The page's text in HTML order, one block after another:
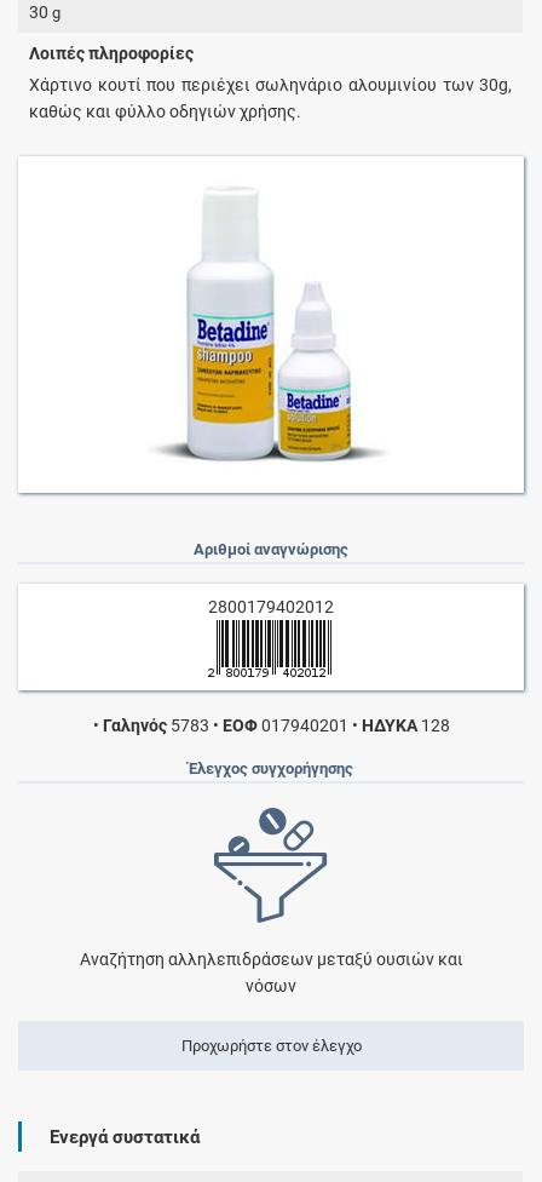
30g
Λοιπές πληροφορίες
Χάρτινο κουτί που περιέχει σωληνάριο αλουμινίου των 30g,
καθώς και φύλλο οδηγιών χρήσης.
Αριθμοί αναγνώρισης
2800179402012
• Γαληνός5783 • ΕΟΦ017940201 • ΗΔΥΚΑ128
Έλεγχος συγχορήγησης
Αναζήτηση αλληλεπιδράσεων μεταξύ ουσιών και
νόσων
Προχωρήστε στον έλεγχο
Ενεργά συστατικά